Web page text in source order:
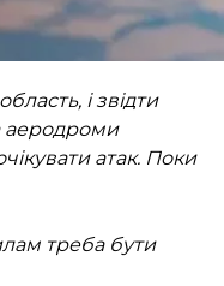
дальності.
та авіацію, яка
і звідти
аеродроми
атак. Поки
треба бути